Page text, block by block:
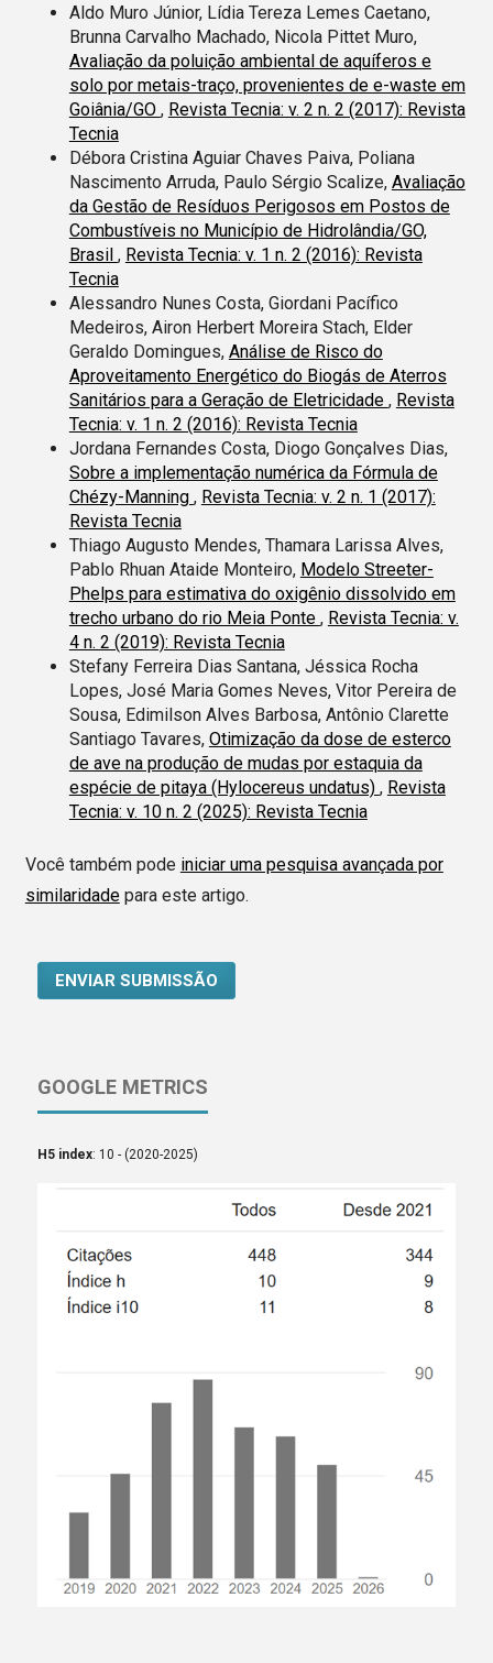
Aldo Muro Júnior, Lídia Tereza Lemes Caetano,
Brunna Carvalho Machado, Nicola Pittet Muro,
Avaliação da poluição ambiental de aquíferos e
solo por metais-traço, provenientes de e-waste em
Goiânia/GO , Revista Tecnia: v. 2 n. 2 (2017): Revista
Tecnia
Débora Cristina Aguiar Chaves Paiva, Poliana
Nascimento Arruda, Paulo Sérgio Scalize, Avaliação
da Gestão de Resíduos Perigosos em Postos de
Combustíveis no Município de Hidrolândia/GO,
Brasil , Revista Tecnia: v. 1 n. 2 (2016): Revista
Tecnia
Alessandro Nunes Costa, Giordani Pacífico
Medeiros, Airon Herbert Moreira Stach, Elder
Geraldo Domingues, Análise de Risco do
Aproveitamento Energético do Biogás de Aterros
Sanitários para a Geração de Eletricidade , Revista
Tecnia: v. 1 n. 2 (2016): Revista Tecnia
Jordana Fernandes Costa, Diogo Gonçalves Dias,
Sobre a implementação numérica da Fórmula de
Chézy-Manning , Revista Tecnia: v. 2 n. 1 (2017):
Revista Tecnia
Thiago Augusto Mendes, Thamara Larissa Alves,
Pablo Rhuan Ataide Monteiro, Modelo Streeter-
Phelps para estimativa do oxigênio dissolvido em
trecho urbano do rio Meia Ponte , Revista Tecnia: v.
4 n. 2 (2019): Revista Tecnia
Stefany Ferreira Dias Santana, Jéssica Rocha
Lopes, José Maria Gomes Neves, Vitor Pereira de
Sousa, Edimilson Alves Barbosa, Antônio Clarette
Santiago Tavares, Otimização da dose de esterco
de ave na produção de mudas por estaquia da
espécie de pitaya (Hylocereus undatus) , Revista
Tecnia: v. 10 n. 2 (2025): Revista Tecnia
Você também pode iniciar uma pesquisa avançada por
similaridadepara este artigo.
ENVIAR SUBMISSÃO
GOOGLE METRICS
H5 index: 10 - (2020-2025)